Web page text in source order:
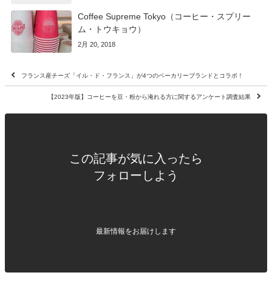
Coffee Supreme Tokyo（コーヒー・スプリー
ム・トウキョウ）
2月 20, 2018
フランス産チーズ「イル・ド・フランス」が4つのベーカリーブランドとコラボ！
【2023年版】コーヒーを豆・粉から淹れる方に関するアンケート調査結果
この記事が気に入ったら
フォローしよう
最新情報をお届けします